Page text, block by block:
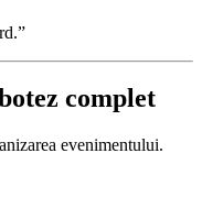
complet
evenimentului.